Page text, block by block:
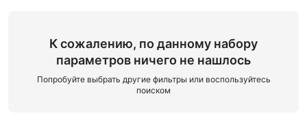
К сожалению, по данному набору
параметров ничего не нашлось
Попробуйте выбрать другие фильтры или воспользуйтесь
поиском